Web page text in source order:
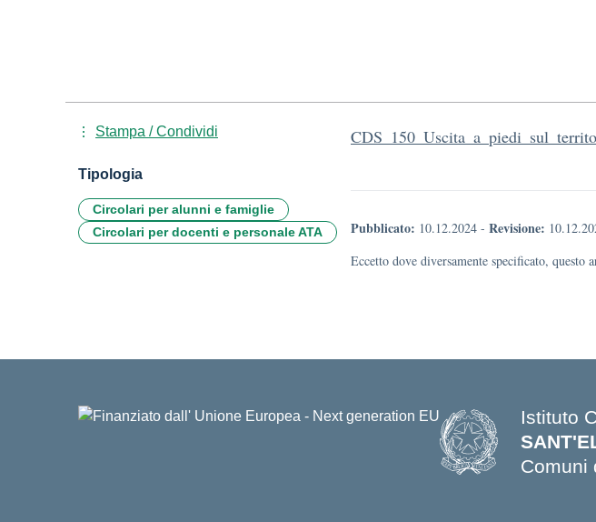
Pubblicato: 10.12.2024 - Revisione:
Eccetto dove diversamente specificato,
Stampa / Condividi
Tipologia
Circolari per alunni e famiglie
Circolari per docenti e personale ATA
Istituto
Comuni